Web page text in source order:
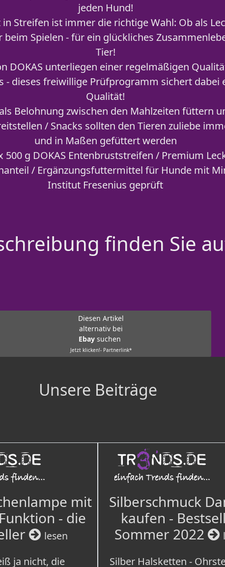
jeden Hund!
in Streifen ist immer die richtige Wahl: Ob als
Spielen - für ein glückliches
Tier!
DOKAS unterliegen einer regelmäßigen
- dieses freiwillige Prüfprogramm sichert dabei
Qualität!
Belohnung zwischen den Mahlzeiten füttern
/ Snacks sollten den Tieren zuliebe
und in Maßen gefüttert werden
500 g DOKAS Entenbruststreifen / Premium
/ Ergänzungsfuttermittel für Hunde mit
Institut Fresenius geprüft
finden Sie
Diesen Artikel
alternativ bei
Ebay suchen
Jetzt klicken!- Partnerlink*
Unsere Beiträge
mit
- die
lesen
ja nicht, die
Silberschmuck
kaufen -
Sommer 2022
Silber Halsketten -